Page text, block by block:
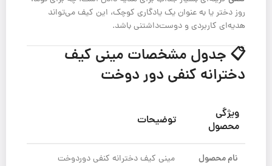
روز دختر یا به عنوان یک یادگاری کوچک، این کیف می‌تواند
هدیه‌ای کاربردی و دوست‌داشتنی باشد.
📋 جدول مشخصات مینی کیف
دخترانه کنفی دور دوخت
ویژگی
محصول
توضیحات
نام محصول مینی کیف دخترانه کنفی دور‌دوخت